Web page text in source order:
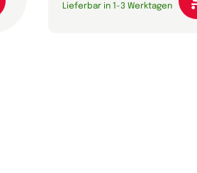
Lieferbar in 1-3 Werktagen